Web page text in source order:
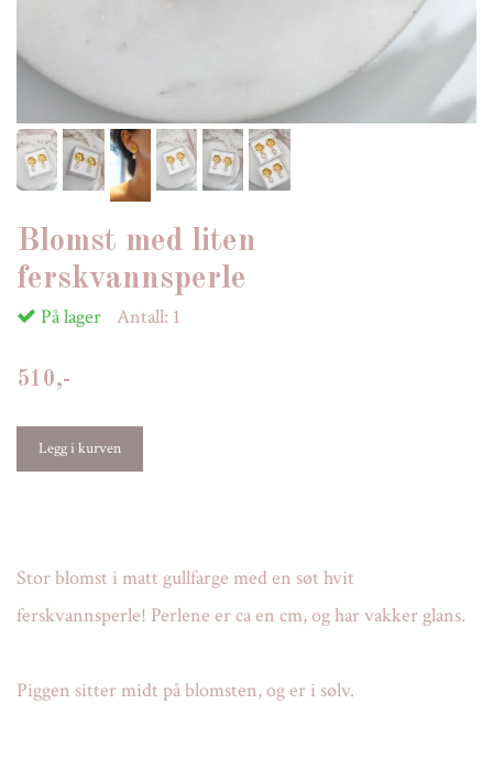
Blomst med liten
ferskvannsperle
På lager Antall: 1
510,-
Stor blomst i matt gullfarge med en søt hvit
ferskvannsperle! Perlene er ca en cm, og har vakker glans.
Piggen sitter midt på blomsten, og er i sølv.